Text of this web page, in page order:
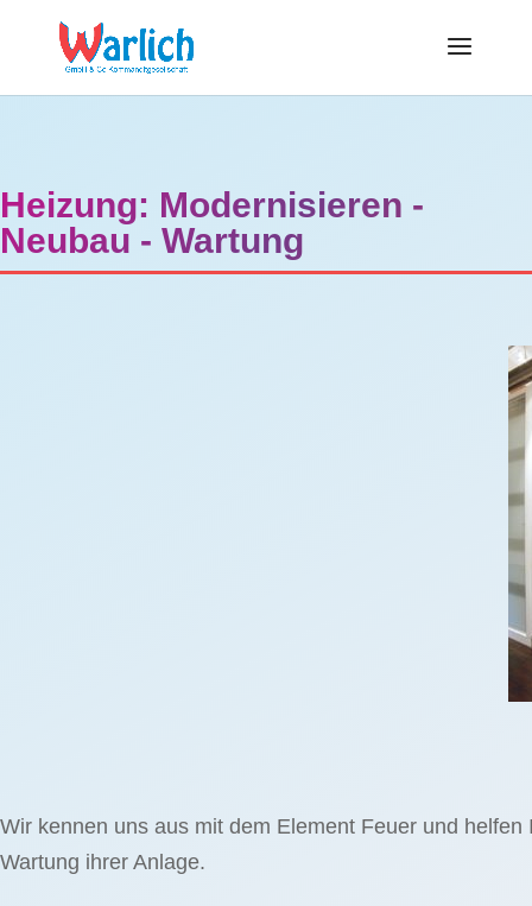
Heizung: Modernisieren -
Neubau - Wartung
Wir kennen uns aus mit dem Element Feuer und
Wartung ihrer Anlage.